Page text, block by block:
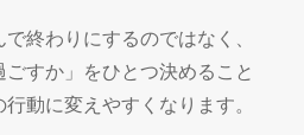
終わりにするのではなく、
ごすか」をひとつ決めること
動に変えやすくなります。